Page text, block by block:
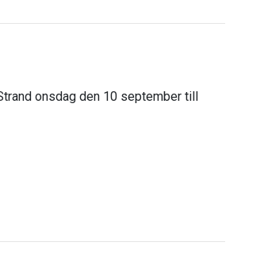
onsdag den 10 september till